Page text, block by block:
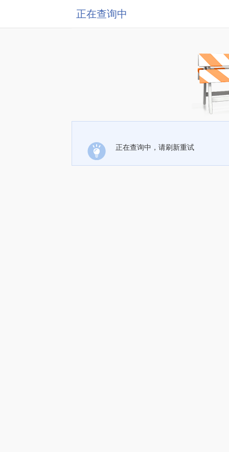
正在查询中
正在查询中，请刷新重试